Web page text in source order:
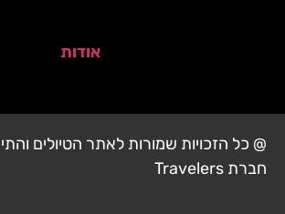
אודות
@ כל הזכויות שמורות לאתר הטיולים
חברת Travelers